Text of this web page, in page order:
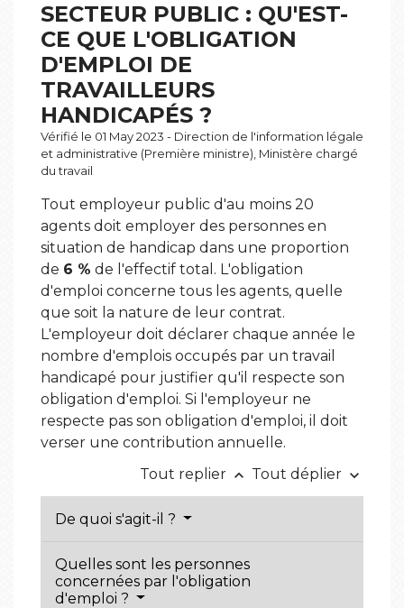
SECTEUR PUBLIC : QU'EST-
CE QUE L'OBLIGATION
D'EMPLOI DE
TRAVAILLEURS
HANDICAPÉS ?
Vérifié le 01 May 2023 - Direction de l'information légale
et administrative (Première ministre), Ministère chargé
du travail
Tout employeur public d'au moins 20
agents doit employer des personnes en
situation de handicap dans une proportion
de 6 % de l'effectif total. L'obligation
d'emploi concerne tous les agents, quelle
que soit la nature de leur contrat.
L'employeur doit déclarer chaque année le
nombre d'emplois occupés par un travail
handicapé pour justifier qu'il respecte son
obligation d'emploi. Si l'employeur ne
respecte pas son obligation d'emploi, il doit
verser une contribution annuelle.
Tout replier keyboard_arrow_up Tout déplier keyboard_arrow_down
De quoi s'agit-il ?
Quelles sont les personnes
concernées par l'obligation
d'emploi ?